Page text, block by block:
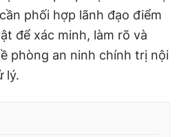
phối hợp lãnh đạo điểm
để xác minh, làm rõ và
phòng an ninh chính trị nội
lý.